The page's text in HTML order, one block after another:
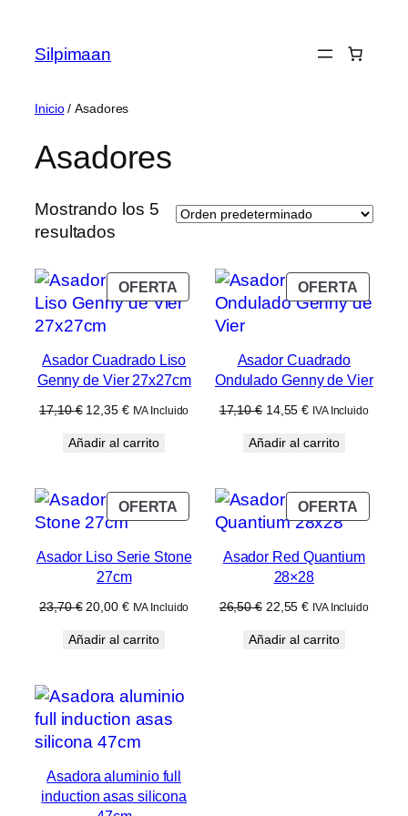
contenido
Silpimaan
Inicio/ Asadores
Asadores
Mostrando los 5
resultados
OFERTA PRODUCTO
EN
OFERTA
Asador Cuadrado Liso
Genny de Vier 27x27cm
17,10€ El
original
12,35 €El
actual
IVA Incluido
Añadir al carrito
OFERTA
EN
Asador Cuadrado
Ondulado Genny de Vier
17,10€ El
original
14,55€El
actual
IVA Incluido
Añadir al carrito
OFERTA PRODUCTO
EN
Asador Liso Serie Stone
27cm
23,70€ El
original
20,00 €El
actual
IVA Incluido
Añadir al carrito
OFERTA
EN
Asador Red Quantium
28×28
26,50€ El
original
22,55€El
actual
IVA Incluido
Añadir al carrito
Asadora aluminio full
induction asas silicona